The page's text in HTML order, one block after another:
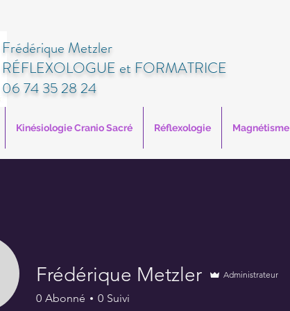
Frédérique Metzler
RÉFLEXOLOGUE et FORMATRICE
06 74 35 28 24
Kinésiologie Cranio Sacré Réflexologie Magnétisme
Frédérique Metzler Administrateur
0 Abonné 0 Suivi